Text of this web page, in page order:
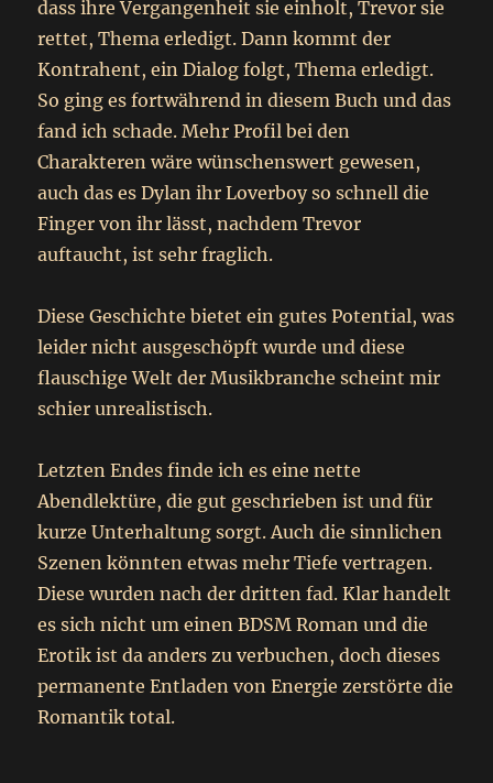
dass ihre Vergangenheit sie einholt, Trevor sie
rettet, Thema erledigt. Dann kommt der
Kontrahent, ein Dialog folgt, Thema erledigt.
So ging es fortwährend in diesem Buch und das
fand ich schade. Mehr Profil bei den
Charakteren wäre wünschenswert gewesen,
auch das es Dylan ihr Loverboy so schnell die
Finger von ihr lässt, nachdem Trevor
auftaucht, ist sehr fraglich.
Diese Geschichte bietet ein gutes Potential, was
leider nicht ausgeschöpft wurde und diese
flauschige Welt der Musikbranche scheint mir
schier unrealistisch.
Letzten Endes finde ich es eine nette
Abendlektüre, die gut geschrieben ist und für
kurze Unterhaltung sorgt. Auch die sinnlichen
Szenen könnten etwas mehr Tiefe vertragen.
Diese wurden nach der dritten fad. Klar handelt
es sich nicht um einen BDSM Roman und die
Erotik ist da anders zu verbuchen, doch dieses
permanente Entladen von Energie zerstörte die
Romantik total.